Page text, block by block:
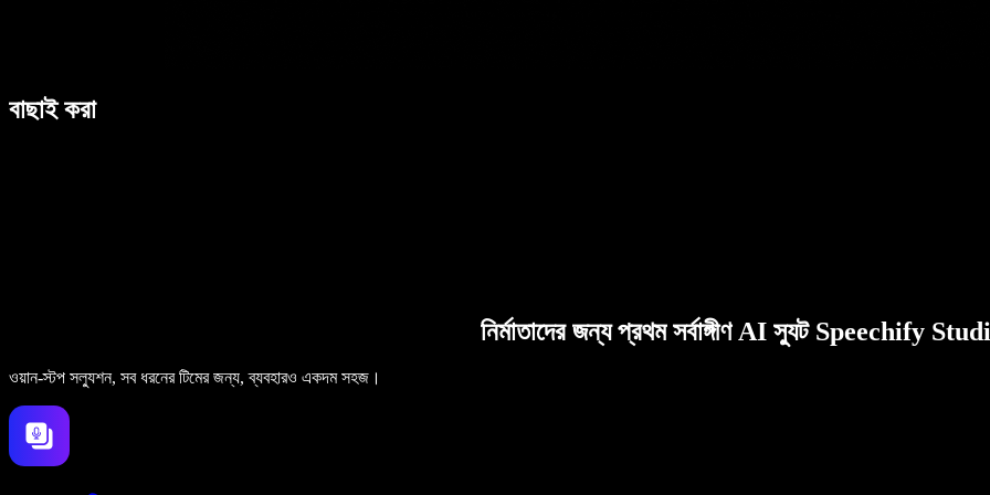
বাছাই করা
নির্মাতাদের জন্য প্রথম সর্বাঙ্গীণ AI স্যুট Speechify
ওয়ান-স্টপ সল্যুশন, সব ধরনের টিমের জন্য, ব্যবহারও একদম সহজ।